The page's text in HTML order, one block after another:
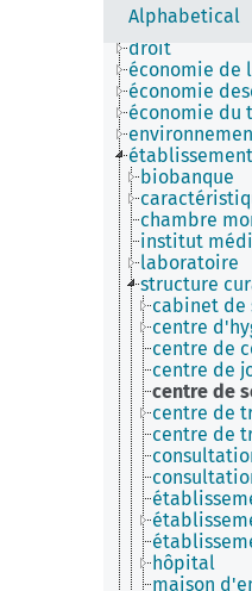
Alphabetical
comptabilité
démographie
droit
économie de
économie
économie du
biobanque
chambre
institut
laboratoire
structure
cabinet de
centre
centre de
centre de
centre de
centre de
centre de
hôpital
maison